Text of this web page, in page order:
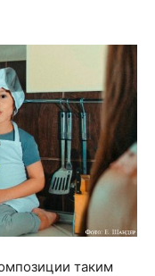
таким